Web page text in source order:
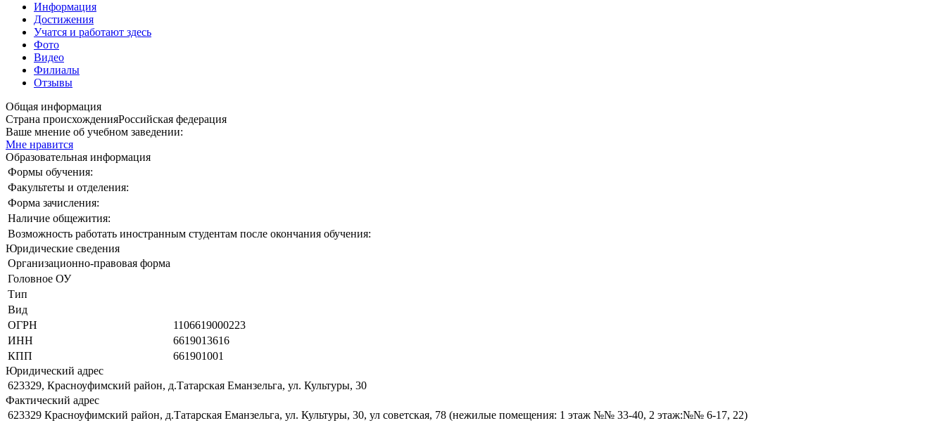
Информация
Достижения
Учатся и работают здесь
Фото
Видео
Филиалы
Отзывы
Общая информация
Страна происхожденияРоссийская федерация
Ваше мнение об учебном заведении:
Мне нравится
Образовательная информация
Формы обучения:
Факультеты и отделения:
Форма зачисления:
Наличие общежития:
Возможность работать иностранным студентам после окончания обучения:
Юридические сведения
Организационно-правовая форма
Головное ОУ
Тип
Вид
ОГРН
1106619000223
ИНН
6619013616
КПП
661901001
Юридический адрес
623329, Красноуфимский район, д.Татарская Еманзельга, ул. Культуры, 30
Фактический адрес
623329 Красноуфимский район, д.Татарская Еманзельга, ул. Культуры, 30, ул советская, 78 (нежилые помещения: 1 этаж №№ 33-40, 2 этаж:№№ 6-17, 22)